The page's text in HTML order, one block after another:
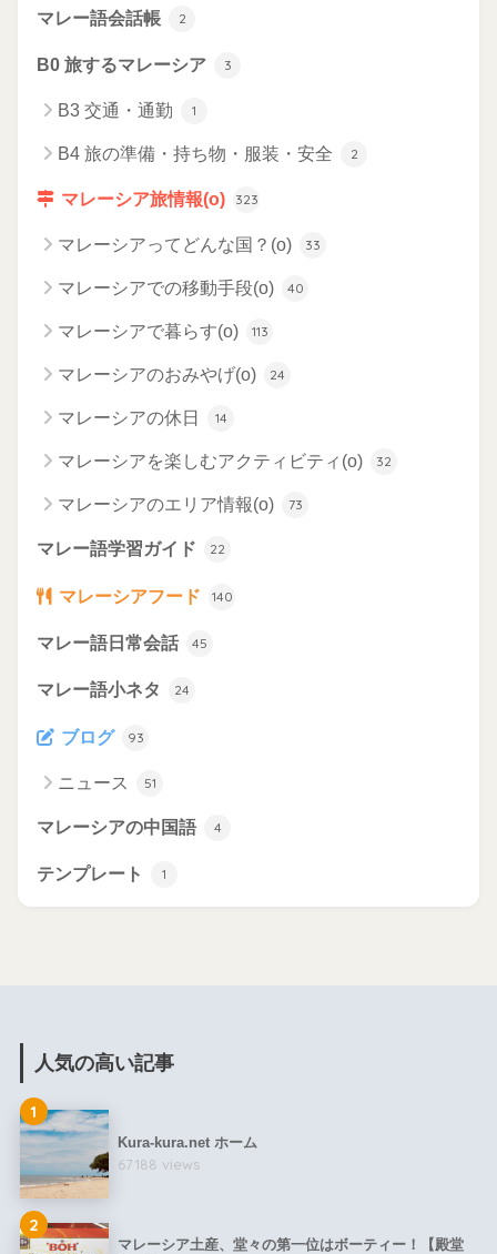
マレー語会話帳 2
B0 旅するマレーシア 3
B3 交通・通勤 1
B4 旅の準備・持ち物・服装・安全 2
マレーシア旅情報(o) 323
マレーシアってどんな国？(o) 33
マレーシアでの移動手段(o) 40
マレーシアで暮らす(o) 113
マレーシアのおみやげ(o) 24
マレーシアの休日 14
マレーシアを楽しむアクティビティ(o) 32
マレーシアのエリア情報(o) 73
マレー語学習ガイド 22
マレーシアフード 140
マレー語日常会話 45
マレー語小ネタ 24
ブログ 93
ニュース 51
マレーシアの中国語 4
テンプレート 1
人気の高い記事
1
Kura-kura.net ホーム
67188 views
2
マレーシア土産、堂々の第一位はボーティー！【殿堂